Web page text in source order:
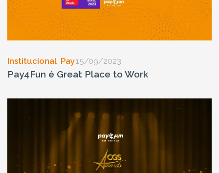
Institucional, Pay15/09/2023
Pay4Fun é Great Place to Work